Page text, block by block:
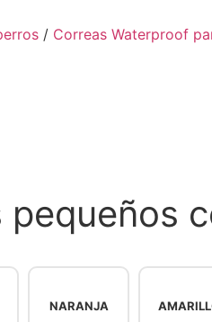
/ Correas Waterproof
NARANJA